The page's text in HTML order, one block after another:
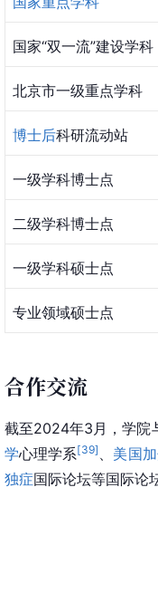
国家“双一流”建设学科
北京市一级重点学科
博士后科研流动站
一级学科博士点
二级学科博士点
一级学科硕士点
专业领域硕士点
合作交流
截至2024年3月，学院
学心理学系[39]
美国
独症国际论坛等国际论